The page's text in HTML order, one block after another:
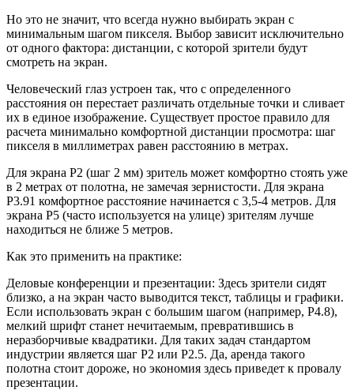
Но это не значит, что всегда нужно выбирать экран с
минимальным шагом пикселя. Выбор зависит исключительно
от одного фактора: дистанции, с которой зрители будут
смотреть на экран.
Человеческий глаз устроен так, что с определенного
расстояния он перестает различать отдельные точки и сливает
их в единое изображение. Существует простое правило для
расчета минимально комфортной дистанции просмотра: шаг
пикселя в миллиметрах равен расстоянию в метрах.
Для экрана P2 (шаг 2 мм) зритель может комфортно стоять уже
в 2 метрах от полотна, не замечая зернистости. Для экрана
P3.91 комфортное расстояние начинается с 3,5-4 метров. Для
экрана P5 (часто используется на улице) зрителям лучше
находиться не ближе 5 метров.
Как это применить на практике:
Деловые конференции и презентации: Здесь зрители сидят
близко, а на экран часто выводится текст, таблицы и графики.
Если использовать экран с большим шагом (например, P4.8),
мелкий шрифт станет нечитаемым, превратившись в
неразборчивые квадратики. Для таких задач стандартом
индустрии является шаг P2 или P2.5. Да, аренда такого
полотна стоит дороже, но экономия здесь приведет к провалу
презентации.